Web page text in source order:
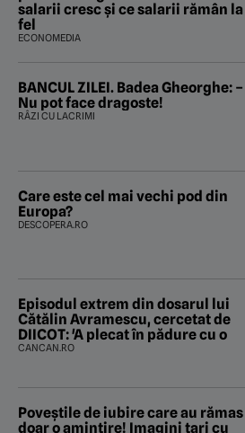
salarii cresc și ce salarii rămân la
fel
ECONOMEDIA
BANCUL ZILEI. Badea Gheorghe: –
Nu pot face dragoste!
RÂZI CU LACRIMI
Care este cel mai vechi pod din
Europa?
DESCOPERA.RO
Episodul extrem din dosarul lui
Cătălin Avramescu, cercetat de
DIICOT: 'A plecat în pădure cu o
CANCAN.RO
Poveştile de iubire care au rămas
doar o amintire! Imagini tari cu